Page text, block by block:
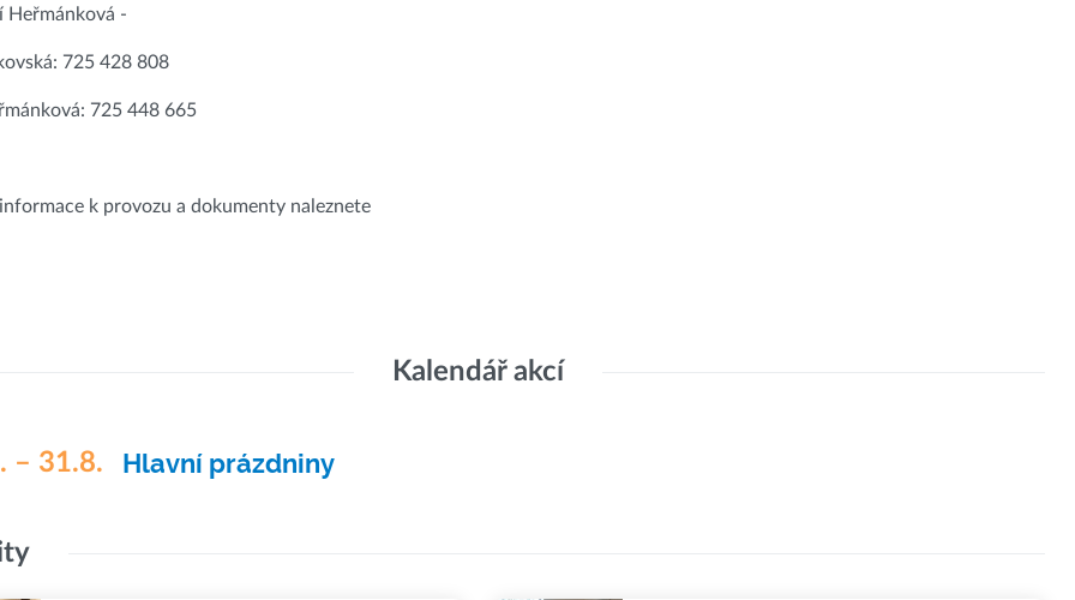
Heřmánková -
725 428 808
725 448 665
k provozu a dokumenty naleznete
Kalendář akcí
– 31.8. Hlavní prázdniny